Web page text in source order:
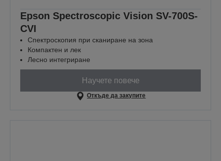
Epson Spectroscopic Vision SV-700S-
CVI
Спектроскопия при сканиране на зона
Компактен и лек
Лесно интегриране
Научете повече
Откъде да закупите